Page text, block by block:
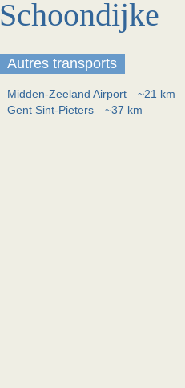
Schoondijke
Autres transports
Midden-Zeeland Airport
~21 km
Gent Sint-Pieters
~37 km